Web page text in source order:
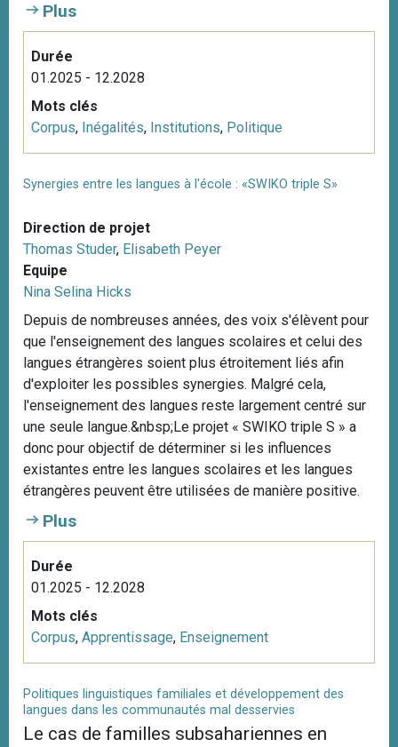
Plus
Durée
01.2025 - 12.2028
Mots clés
Corpus, Inégalités, Institutions, Politique
Synergies entre les langues à l'école : «SWIKO triple S»
Direction de projet
Thomas Studer, Elisabeth Peyer
Equipe
Nina Selina Hicks
Depuis de nombreuses années, des voix s'élèvent pour
que l'enseignement des langues scolaires et celui des
langues étrangères soient plus étroitement liés afin
d'exploiter les possibles synergies. Malgré cela,
l'enseignement des langues reste largement centré sur
une seule langue.&nbsp;Le projet « SWIKO triple S » a
donc pour objectif de déterminer si les influences
existantes entre les langues scolaires et les langues
étrangères peuvent être utilisées de manière positive.
Plus
Durée
01.2025 - 12.2028
Mots clés
Corpus, Apprentissage, Enseignement
Politiques linguistiques familiales et développement des
langues dans les communautés mal desservies
Le cas de familles subsahariennes en